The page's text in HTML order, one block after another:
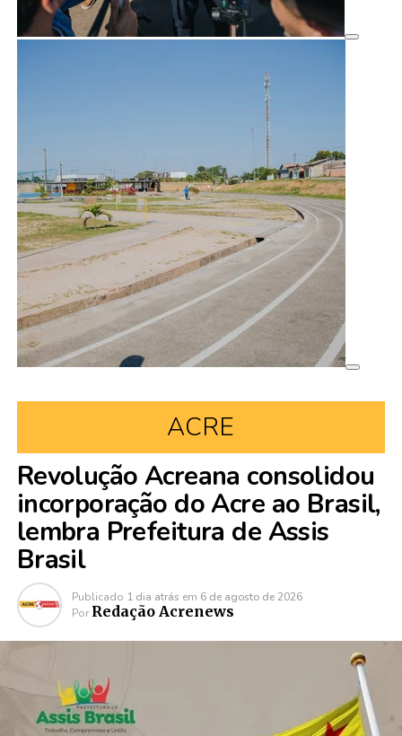
ACRE
Revolução Acreana consolidou
incorporação do Acre ao Brasil,
lembra Prefeitura de Assis
Brasil
Publicado 1 dia atrás em 6 de agosto de 2026
Por Redação Acrenews